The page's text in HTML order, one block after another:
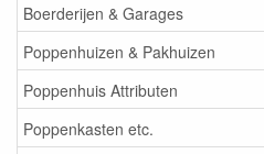
Boerderijen & Garages
Poppenhuizen & Pakhuizen
Poppenhuis Attributen
Poppenkasten etc.